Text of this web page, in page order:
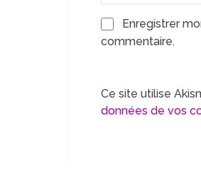
Enregistrer
commentaire.
Ce site utilise
données de vos